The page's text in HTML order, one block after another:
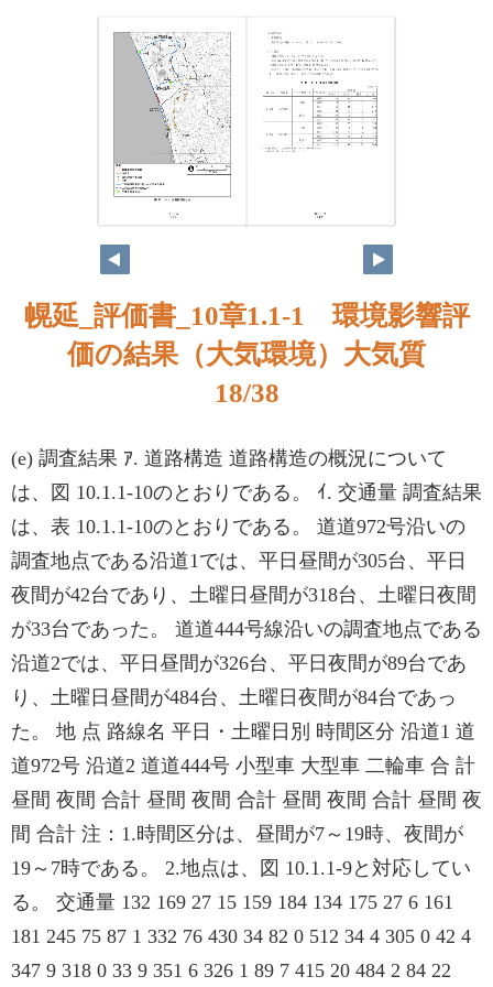
18
幌延_評価書_10章1.1-1 環境影響評
価の結果（大気環境）大気質
18/38
(e) 調査結果 ｱ. 道路構造 道路構造の概況について
は、図 10.1.1-10のとおりである。 ｲ. 交通量 調査結果
は、表 10.1.1-10のとおりである。 道道972号沿いの
調査地点である沿道1では、平日昼間が305台、平日
夜間が42台であり、土曜日昼間が318台、土曜日夜間
が33台であった。 道道444号線沿いの調査地点である
沿道2では、平日昼間が326台、平日夜間が89台であ
り、土曜日昼間が484台、土曜日夜間が84台であっ
た。 地 点 路線名 平日・土曜日別 時間区分 沿道1 道
道972号 沿道2 道道444号 小型車 大型車 二輪車 合 計
昼間 夜間 合計 昼間 夜間 合計 昼間 夜間 合計 昼間 夜
間 合計 注：1.時間区分は、昼間が7～19時、夜間が
19～7時である。 2.地点は、図 10.1.1-9と対応してい
る。 交通量 132 169 27 15 159 184 134 175 27 6 161
181 245 75 87 1 332 76 430 34 82 0 512 34 4 305 0 42 4
347 9 318 0 33 9 351 6 326 1 89 7 415 20 484 2 84 22